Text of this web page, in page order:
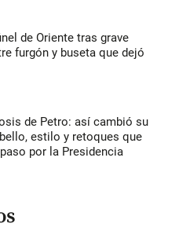
de Oriente tras grave
furgón y buseta que dejó
de Petro: así cambió su
estilo y retoques que
por la Presidencia